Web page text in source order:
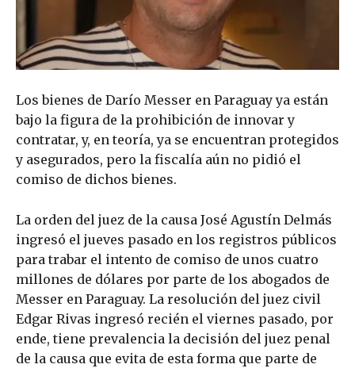
Los bienes de Darío Messer en Paraguay ya están
bajo la figura de la prohibición de innovar y
contratar, y, en teoría, ya se encuentran protegidos
y asegurados, pero la fiscalía aún no pidió el
comiso de dichos bienes.
La orden del juez de la causa José Agustín Delmás
ingresó el jueves pasado en los registros públicos
para trabar el intento de comiso de unos cuatro
millones de dólares por parte de los abogados de
Messer en Paraguay. La resolución del juez civil
Edgar Rivas ingresó recién el viernes pasado, por
ende, tiene prevalencia la decisión del juez penal
de la causa que evita de esta forma que parte de